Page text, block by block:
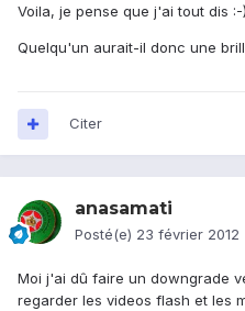
Voila, je pense que j'ai tout dis :-)
Quelqu'un aurait-il donc une
Citer
anasamati
Posté(e) 23 février 2012
Moi j'ai dû faire un downgrade
regarder les videos flash et les